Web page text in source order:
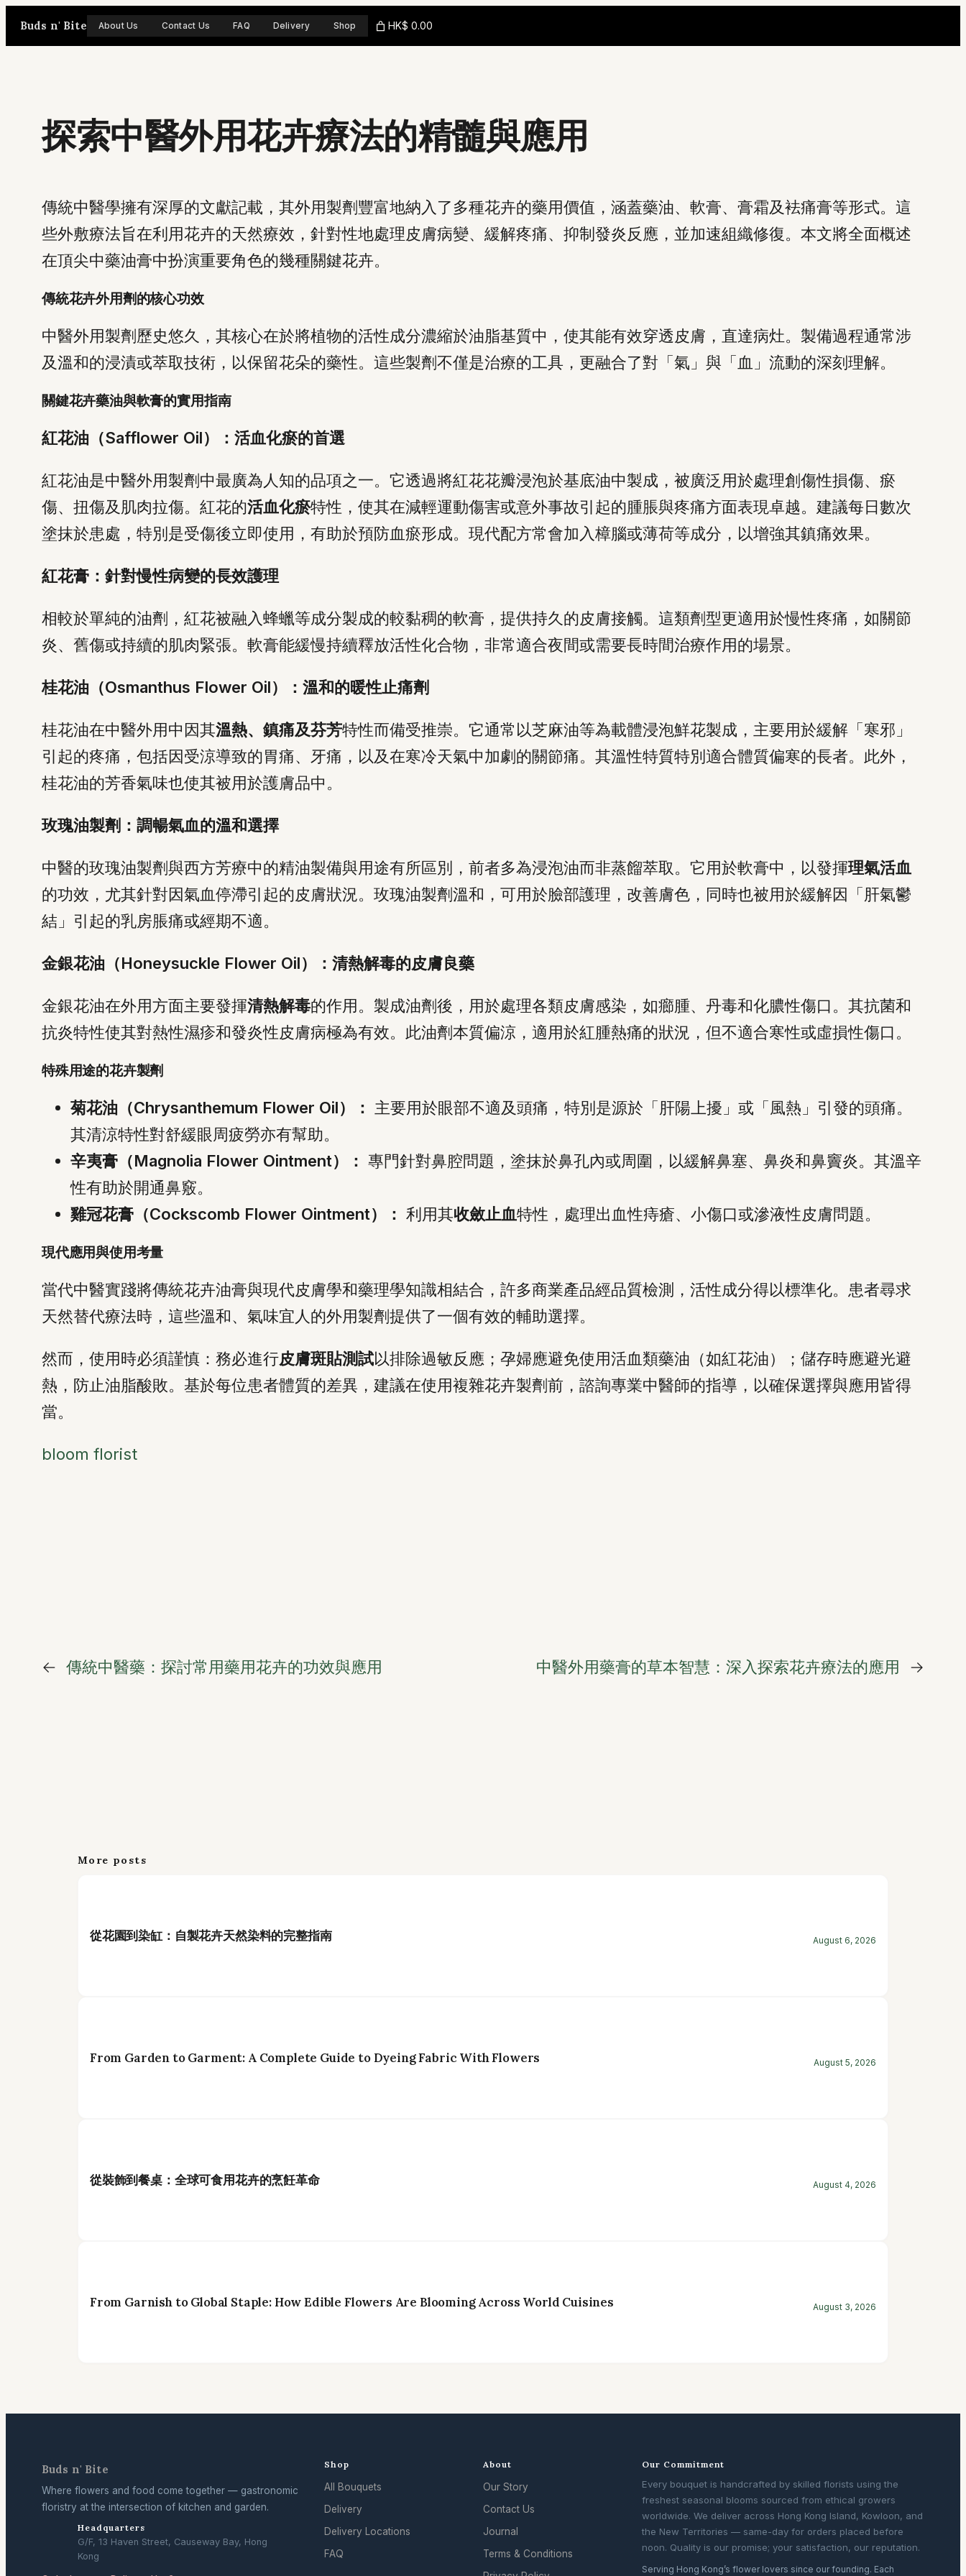
Buds n' Bite About Us Contact Us FAQ Delivery Shop HK$ 0.00
探索中醫外用花卉療法的精髓與應用
傳統中醫學擁有深厚的文獻記載，其外用製劑豐富地納入了多種花卉的藥用價值，涵蓋藥油、軟膏、膏霜及袪痛膏等形式。這
些外敷療法旨在利用花卉的天然療效，針對性地處理皮膚病變、緩解疼痛、抑制發炎反應，並加速組織修復。本文將全面概述
在頂尖中藥油膏中扮演重要角色的幾種關鍵花卉。
傳統花卉外用劑的核心功效
中醫外用製劑歷史悠久，其核心在於將植物的活性成分濃縮於油脂基質中，使其能有效穿透皮膚，直達病灶。製備過程通常涉
及溫和的浸漬或萃取技術，以保留花朵的藥性。這些製劑不僅是治療的工具，更融合了對「氣」與「血」流動的深刻理解。
關鍵花卉藥油與軟膏的實用指南
紅花油（Safflower Oil）：活血化瘀的首選
紅花油是中醫外用製劑中最廣為人知的品項之一。它透過將紅花花瓣浸泡於基底油中製成，被廣泛用於處理創傷性損傷、瘀
傷、扭傷及肌肉拉傷。紅花的活血化瘀特性，使其在減輕運動傷害或意外事故引起的腫脹與疼痛方面表現卓越。建議每日數次
塗抹於患處，特別是受傷後立即使用，有助於預防血瘀形成。現代配方常會加入樟腦或薄荷等成分，以增強其鎮痛效果。
紅花膏：針對慢性病變的長效護理
相較於單純的油劑，紅花被融入蜂蠟等成分製成的較黏稠的軟膏，提供持久的皮膚接觸。這類劑型更適用於慢性疼痛，如關節
炎、舊傷或持續的肌肉緊張。軟膏能緩慢持續釋放活性化合物，非常適合夜間或需要長時間治療作用的場景。
桂花油（Osmanthus Flower Oil）：溫和的暖性止痛劑
桂花油在中醫外用中因其溫熱、鎮痛及芬芳特性而備受推崇。它通常以芝麻油等為載體浸泡鮮花製成，主要用於緩解「寒邪」
引起的疼痛，包括因受涼導致的胃痛、牙痛，以及在寒冷天氣中加劇的關節痛。其溫性特質特別適合體質偏寒的長者。此外，
桂花油的芳香氣味也使其被用於護膚品中。
玫瑰油製劑：調暢氣血的溫和選擇
中醫的玫瑰油製劑與西方芳療中的精油製備與用途有所區別，前者多為浸泡油而非蒸餾萃取。它用於軟膏中，以發揮理氣活血
的功效，尤其針對因氣血停滯引起的皮膚狀況。玫瑰油製劑溫和，可用於臉部護理，改善膚色，同時也被用於緩解因「肝氣鬱
結」引起的乳房脹痛或經期不適。
金銀花油（Honeysuckle Flower Oil）：清熱解毒的皮膚良藥
金銀花油在外用方面主要發揮清熱解毒的作用。製成油劑後，用於處理各類皮膚感染，如癤腫、丹毒和化膿性傷口。其抗菌和
抗炎特性使其對熱性濕疹和發炎性皮膚病極為有效。此油劑本質偏涼，適用於紅腫熱痛的狀況，但不適合寒性或虛損性傷口。
特殊用途的花卉製劑
菊花油（Chrysanthemum Flower Oil）： 主要用於眼部不適及頭痛，特別是源於「肝陽上擾」或「風熱」引發的頭痛。
其清涼特性對舒緩眼周疲勞亦有幫助。
辛夷膏（Magnolia Flower Ointment）： 專門針對鼻腔問題，塗抹於鼻孔內或周圍，以緩解鼻塞、鼻炎和鼻竇炎。其溫辛
性有助於開通鼻竅。
雞冠花膏（Cockscomb Flower Ointment）： 利用其收斂止血特性，處理出血性痔瘡、小傷口或滲液性皮膚問題。
現代應用與使用考量
當代中醫實踐將傳統花卉油膏與現代皮膚學和藥理學知識相結合，許多商業產品經品質檢測，活性成分得以標準化。患者尋求
天然替代療法時，這些溫和、氣味宜人的外用製劑提供了一個有效的輔助選擇。
然而，使用時必須謹慎：務必進行皮膚斑貼測試以排除過敏反應；孕婦應避免使用活血類藥油（如紅花油）；儲存時應避光避
熱，防止油脂酸敗。基於每位患者體質的差異，建議在使用複雜花卉製劑前，諮詢專業中醫師的指導，以確保選擇與應用皆得
當。
bloom florist
← 傳統中醫藥：探討常用藥用花卉的功效與應用 中醫外用藥膏的草本智慧：深入探索花卉療法的應用 →
More posts
從花園到染缸：自製花卉天然染料的完整指南 August 6, 2026
From Garden to Garment: A Complete Guide to Dyeing Fabric With Flowers August 5, 2026
從裝飾到餐桌：全球可食用花卉的烹飪革命 August 4, 2026
From Garnish to Global Staple: How Edible Flowers Are Blooming Across World Cuisines August 3, 2026
Buds n' Bite
Where flowers and food come together — gastronomic
floristry at the intersection of kitchen and garden.
Headquarters
G/F, 13 Haven Street, Causeway Bay, Hong
Kong
Shop
All Bouquets
Delivery
Delivery Locations
FAQ
About
Our Story
Contact Us
Journal
Terms & Conditions
Our Commitment
Every bouquet is handcrafted by skilled florists using the
freshest seasonal blooms sourced from ethical growers
worldwide. We deliver across Hong Kong Island, Kowloon, and
the New Territories — same-day for orders placed before
noon. Quality is our promise; your satisfaction, our reputation.
Serving Hong Kong’s flower lovers since our founding. Each